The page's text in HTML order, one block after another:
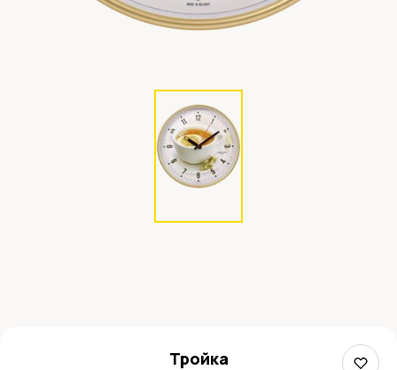
Тройка